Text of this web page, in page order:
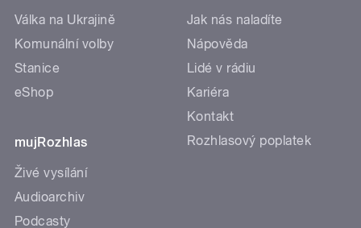
Válka na Ukrajině
Komunální volby
Stanice
eShop
mujRozhlas
Živé vysílání
Audioarchiv
Podcasty
Jak nás naladíte
Nápověda
Lidé v rádiu
Kariéra
Kontakt
Rozhlasový poplatek